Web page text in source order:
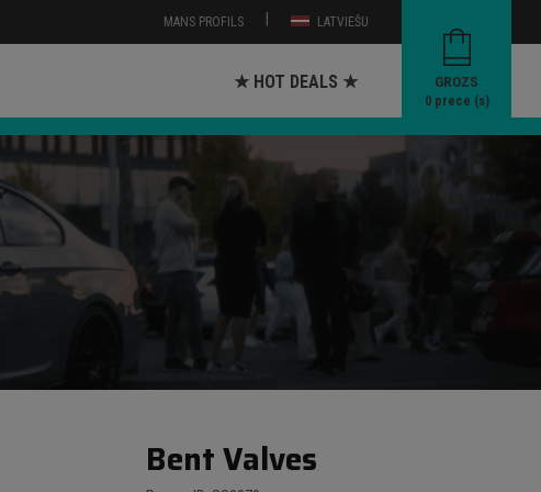
LATVIEŠU
|
MANS PROFILS
GROZS
0prece (s)
★ HOT DEALS ★
Bent Valves